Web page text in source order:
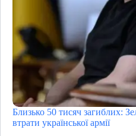
Близько 50 тисяч загиблих:
втрати української армії